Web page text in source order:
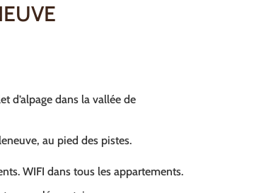
d’alpage dans la vallée de
au pied des pistes.
WIFI dans tous les appartements.